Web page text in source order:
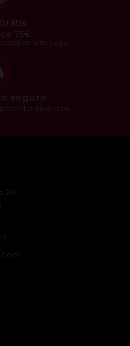
75€
em Loja
seguro
seguros
26,